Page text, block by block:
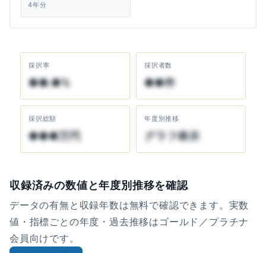
4年分
採択率
●●.●%
採択者数
●●件
採択総額
●●●万円
年度別推移
グラフ表示
収録済みの数値と年度別推移を確認
データの有無と収録年数は無料で確認できます。実数
値・指標ごとの年度・過去推移はゴールド／プラチナ
会員向けです。